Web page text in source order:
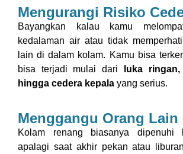
Mengurangi Risiko
Bayangkan kalau kamu
kedalaman air atau tidak
lain di dalam kolam. Kamu bisa
bisa terjadi mulai dari
luka
hingga cedera kepala yang serius.
Menggangu Orang Lain
Kolam renang biasanya dipenuhi
apalagi saat akhir pekan atau